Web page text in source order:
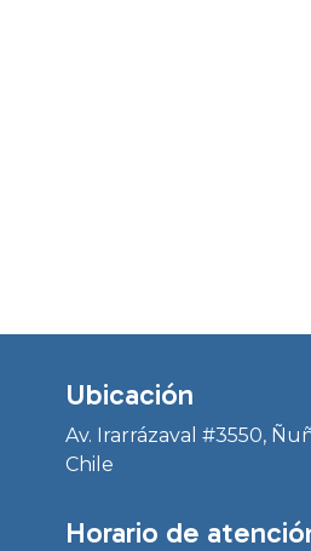
Ubicación
Av. Irarrázaval #3550,
Chile
Horario de